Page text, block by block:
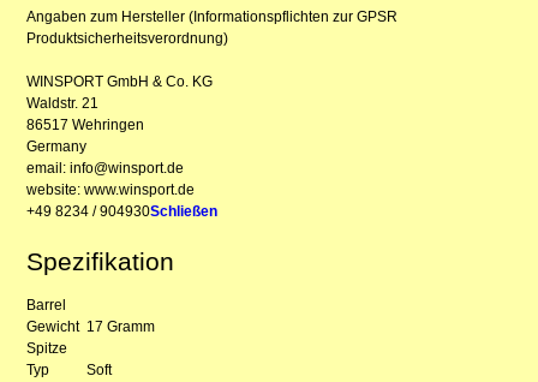
Angaben zum Hersteller (Informationspflichten zur GPSR
Produktsicherheitsverordnung)
WINSPORT GmbH & Co. KG
Waldstr. 21
86517 Wehringen
Germany
email: info@winsport.de
website: www.winsport.de
+49 8234 / 904930Schließen
Spezifikation
Barrel
Gewicht 17 Gramm
Spitze
Typ
Soft